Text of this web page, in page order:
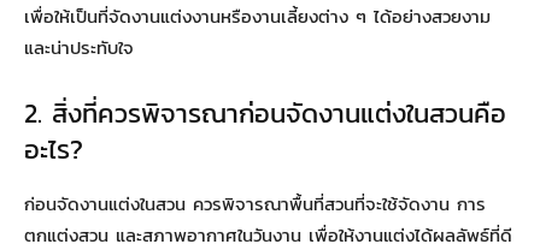
เพื่อให้เป็นที่จัดงานแต่งงานหรืองานเลี้ยงต่าง ๆ ได้อย่างสวยงาม
และน่าประทับใจ
2. สิ่งที่ควรพิจารณาก่อนจัดงานแต่งในสวนคือ
อะไร?
ก่อนจัดงานแต่งในสวน ควรพิจารณาพื้นที่สวนที่จะใช้จัดงาน การ
ตกแต่งสวน และสภาพอากาศในวันงาน เพื่อให้งานแต่งได้ผลลัพธ์ที่ดี